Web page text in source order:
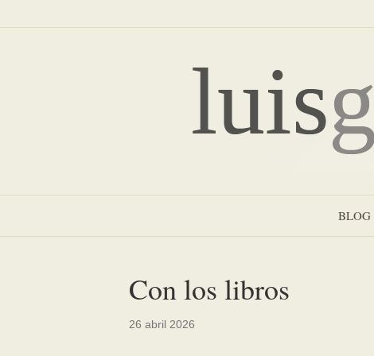
BLOG
Con los libros
26 abril 2026